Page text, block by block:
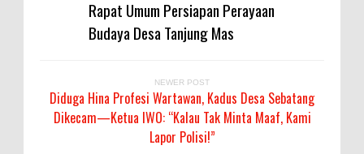
Rapat Umum Persiapan Perayaan
Budaya Desa Tanjung Mas
NEWER POST
Diduga Hina Profesi Wartawan, Kadus Desa Sebatang
Dikecam—Ketua IWO: “Kalau Tak Minta Maaf, Kami
Lapor Polisi!”